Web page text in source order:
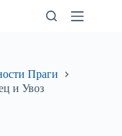
Праги
и Увоз